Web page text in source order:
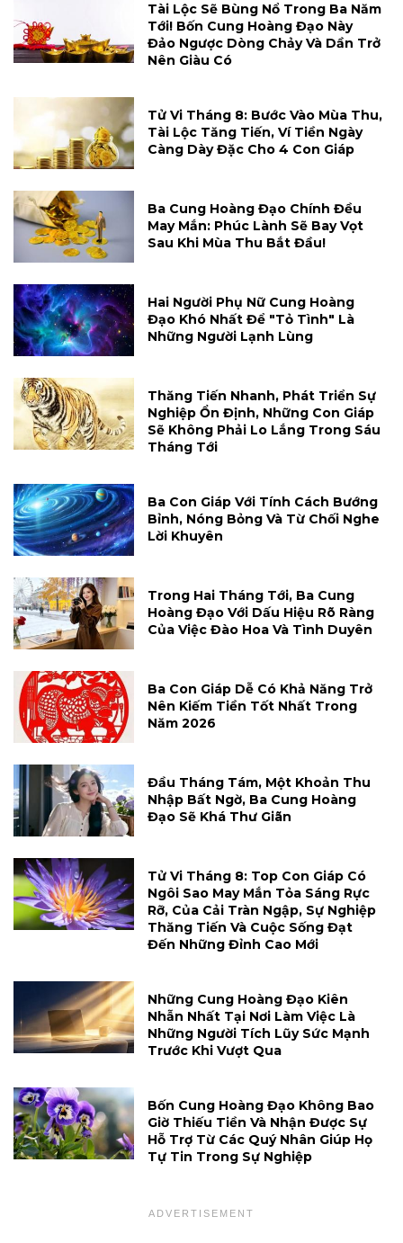
Tài Lộc Sẽ Bùng Nổ Trong Ba Năm
Tới! Bốn Cung Hoàng Đạo Này
Đảo Ngược Dòng Chảy Và Dần Trở
Nên Giàu Có
Tử Vi Tháng 8: Bước Vào Mùa Thu,
Tài Lộc Tăng Tiến, Ví Tiền Ngày
Càng Dày Đặc Cho 4 Con Giáp
Ba Cung Hoàng Đạo Chính Đều
May Mắn: Phúc Lành Sẽ Bay Vọt
Sau Khi Mùa Thu Bắt Đầu!
Hai Người Phụ Nữ Cung Hoàng
Đạo Khó Nhất Để "tỏ Tình" Là
Những Người Lạnh Lùng
Thăng Tiến Nhanh, Phát Triển Sự
Nghiệp Ổn Định, Những Con Giáp
Sẽ Không Phải Lo Lắng Trong Sáu
Tháng Tới
Ba Con Giáp Với Tính Cách Bướng
Bỉnh, Nóng Bỏng Và Từ Chối Nghe
Lời Khuyên
Trong Hai Tháng Tới, Ba Cung
Hoàng Đạo Với Dấu Hiệu Rõ Ràng
Của Việc Đào Hoa Và Tình Duyên
Ba Con Giáp Dễ Có Khả Năng Trở
Nên Kiếm Tiền Tốt Nhất Trong
Năm 2026
Đầu Tháng Tám, Một Khoản Thu
Nhập Bất Ngờ, Ba Cung Hoàng
Đạo Sẽ Khá Thư Giãn
Tử Vi Tháng 8: Top Con Giáp Có
Ngôi Sao May Mắn Tỏa Sáng Rực
Rỡ, Của Cải Tràn Ngập, Sự Nghiệp
Thăng Tiến Và Cuộc Sống Đạt
Đến Những Đỉnh Cao Mới
Những Cung Hoàng Đạo Kiên
Nhẫn Nhất Tại Nơi Làm Việc Là
Những Người Tích Lũy Sức Mạnh
Trước Khi Vượt Qua
Bốn Cung Hoàng Đạo Không Bao
Giờ Thiếu Tiền Và Nhận Được Sự
Hỗ Trợ Từ Các Quý Nhân Giúp Họ
Tự Tin Trong Sự Nghiệp